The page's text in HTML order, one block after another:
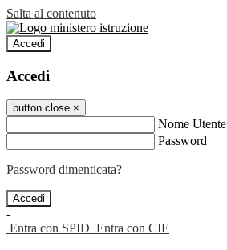
Salta al contenuto
Accedi
Accedi
button close ×
Nome Utente
Password
Password dimenticata?
-
Entra con SPID Entra con CIE